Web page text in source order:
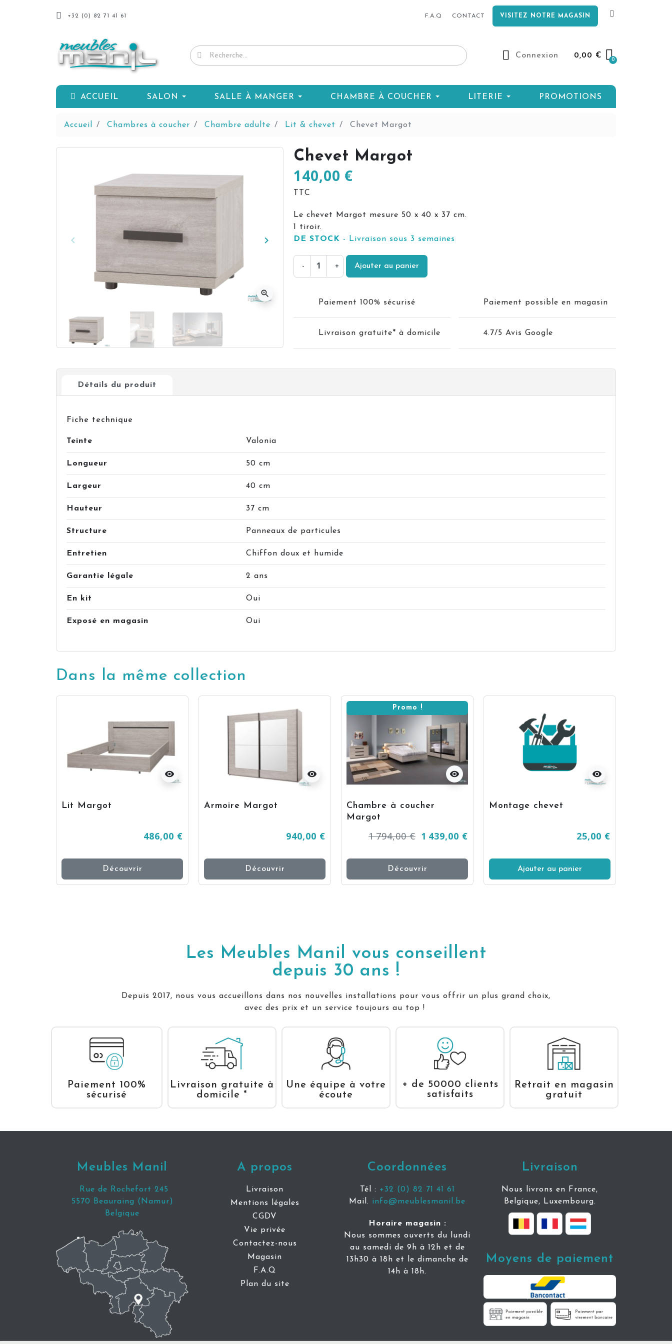
+32 (0) 82 71 41 61 F.A.Q CONTACT VISITEZ NOTRE MAGASIN
Connexion 0,00 €
ACCUEIL SALON SALLE À MANGER CHAMBRE À COUCHER LITERIE PROMOTIONS
Accueil Chambres à coucher Chambre adulte Lit & chevet Chevet Margot
Précédent
keyboard_arrow_left Suivant
keyboard_arrow_right
zoom_in
Chevet Margot
140,00 €
TTC
Le chevet Margot mesure 50 x 40 x 37 cm.
1 tiroir.
DE STOCK - Livraison sous 3 semaines
- + Ajouter au panier
Paiement 100% sécurisé
Livraison gratuite* à domicile
Paiement possible en magasin
4.7/5 Avis Google
Détails du produit
Fiche technique
Teinte Valonia
Longueur 50 cm
Largeur 40 cm
Hauteur 37 cm
Structure Panneaux de particules
Entretien Chiffon doux et humide
Garantie légale 2 ans
En kit Oui
Exposé en magasin Oui
Dans la même collection
visibility
Lit Margot
486,00 €
Découvrir
visibility
Armoire Margot
940,00 €
Découvrir
Promo !
visibility
Chambre à coucher
Margot
1 794,00 € 1 439,00 €
Découvrir
visibility
Montage chevet
25,00 €
Ajouter au panier
Les Meubles Manil vous conseillent
depuis 30 ans !
Depuis 2017, nous vous accueillons dans nos nouvelles installations pour vous offrir un plus grand choix,
avec des prix et un service toujours au top !
Paiement 100%
sécurisé
Livraison gratuite à
domicile *
Une équipe à votre
écoute
+ de 50000 clients
satisfaits
Retrait en magasin
gratuit
Meubles Manil
Rue de Rochefort 245
5570 Beauraing (Namur)
Belgique
A propos
Livraison
Mentions légales
CGDV
Vie privée
Contactez-nous
Magasin
F.A.Q
Plan du site
Coordonnées
Tél : +32 (0) 82 71 41 61
Mail. info@meublesmanil.be
Horaire magasin :
Nous sommes ouverts du lundi
au samedi de 9h à 12h et de
13h30 à 18h et le dimanche de
14h à 18h.
Livraison
Nous livrons en France,
Belgique, Luxembourg.
Moyens de paiement